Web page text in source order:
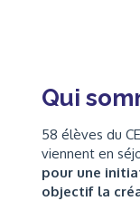
Qui
58 élèves du
viennent en
pour une
objectif la